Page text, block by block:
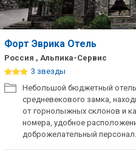
Форт Эврика Отель
Россия , Альпика-Сервис
3 звезды
Небольшой бюджетный
средневекового замка,
от горнолыжных склонов и
номера, удобное
доброжелательный персонал.